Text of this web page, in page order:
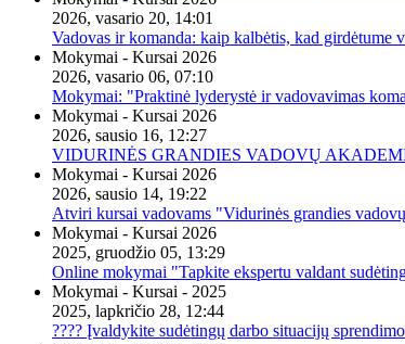
2026, vasario 20, 14:01
Vadovas ir komanda: kaip kalbėtis, kad girdėtume
Mokymai - Kursai 2026
2026, vasario 06, 07:10
Mokymai: "Praktinė lyderystė ir vadovavimas
Mokymai - Kursai 2026
2026, sausio 16, 12:27
VIDURINĖS GRANDIES VADOVŲ
Mokymai - Kursai 2026
2026, sausio 14, 19:22
Atviri kursai vadovams "Vidurinės grandies
Mokymai - Kursai 2026
2025, gruodžio 05, 13:29
Online mokymai "Tapkite ekspertu valdant
Mokymai - Kursai - 2025
2025, lapkričio 28, 12:44
???? Įvaldykite sudėtingų darbo situacijų